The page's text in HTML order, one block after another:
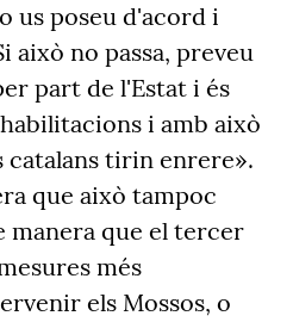
us poseu d'acord i
això no passa, preveu
part de l'Estat i és
i amb això
catalans tirin enrere».
que això tampoc
manera que el tercer
més
els Mossos, o